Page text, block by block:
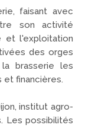
faisant avec
son activité
et l'exploitation
des orges
brasserie les
et financières.
institut agro-
Les possibilités